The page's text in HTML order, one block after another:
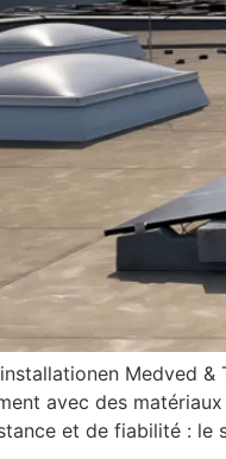
Medved
avec des
et de fiabilité : le